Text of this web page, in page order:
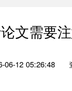
文需要
06-12 05:26:48